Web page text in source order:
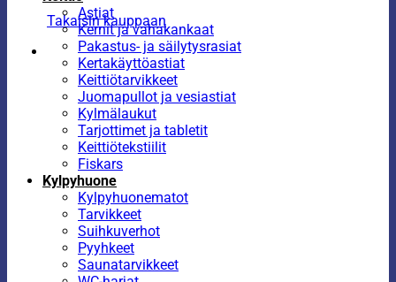
Takaisin kauppaan
Astiat
Kernit ja vahakankaat
Pakastus- ja säilytysrasiat
Kertakäyttöastiat
Keittiötarvikkeet
Juomapullot ja vesiastiat
Kylmälaukut
Tarjottimet ja tabletit
Keittiötekstiilit
Fiskars
Kylpyhuone
Kylpyhuonematot
Tarvikkeet
Suihkuverhot
Pyyhkeet
Saunatarvikkeet